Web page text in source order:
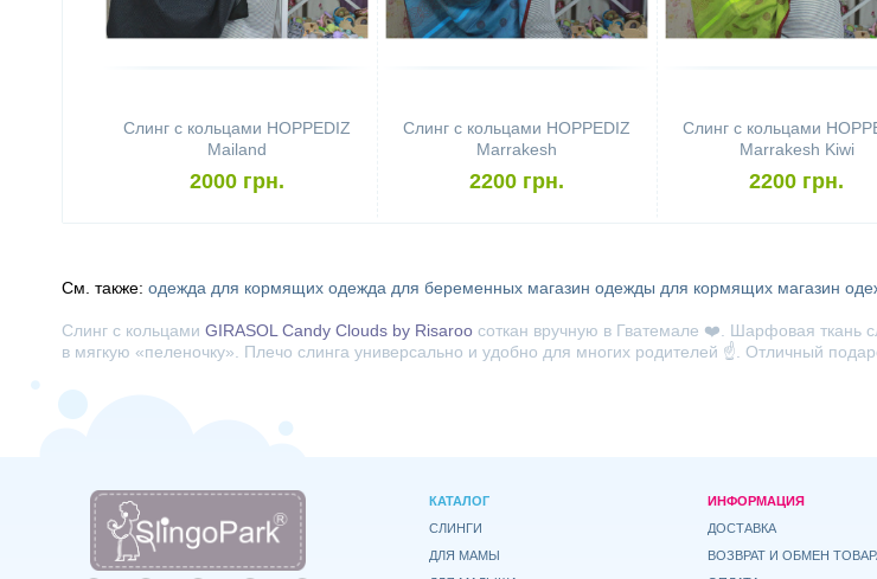
Слинг с кольцами HOPPEDIZ
Mailand
2000 грн.
Слинг с кольцами HOPPEDIZ
Marrakesh
2200 грн.
Слинг с кольцами
Marrakesh Kiwi
2200 грн.
См. также: одежда для кормящих одежда для беременных магазин одежды для кормящих магазин
Слинг с кольцами GIRASOL Candy Clouds by Risaroo соткан вручную в Гватемале ❤️. Шарфовая ткань
в мягкую «пеленочку». Плечо слинга универсально и удобно для многих родителей ☝️. Отличный
КАТАЛОГ
СЛИНГИ
ДЛЯ МАМЫ
ИНФОРМАЦИЯ
ДОСТАВКА
ВОЗВРАТ И ОБМЕН